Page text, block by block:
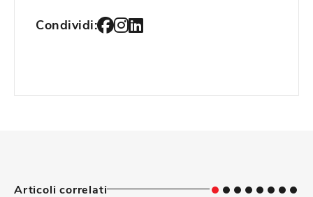
Condividi:
Articoli correlati